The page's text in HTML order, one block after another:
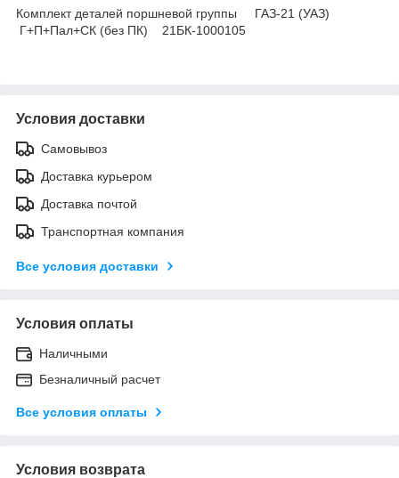
Комплект деталей поршневой группы ГАЗ-21 (УАЗ)
Г+П+Пал+СК (без ПК) 21БК-1000105
Условия доставки
Самовывоз
Доставка курьером
Доставка почтой
Транспортная компания
Все условия доставки
Условия оплаты
Наличными
Безналичный расчет
Все условия оплаты
Условия возврата